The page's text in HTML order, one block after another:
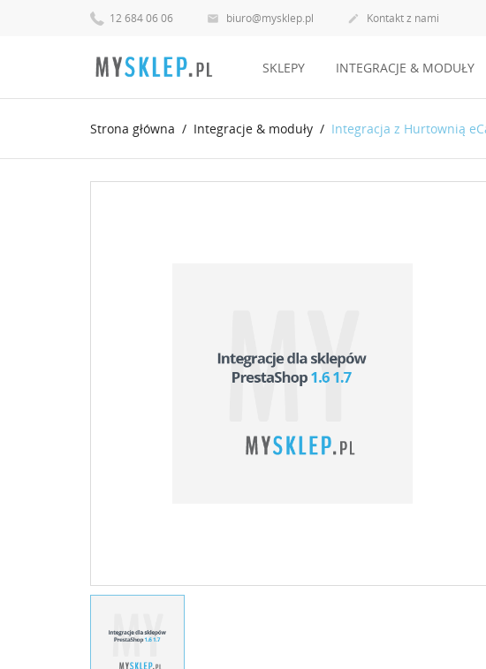
12 684 06 06  biuro@mysklep.pl  Kontakt z nami
SKLEPY INTEGRACJE & MODUŁY
Strona główna Integracje & moduły Integracja z Hurtownią